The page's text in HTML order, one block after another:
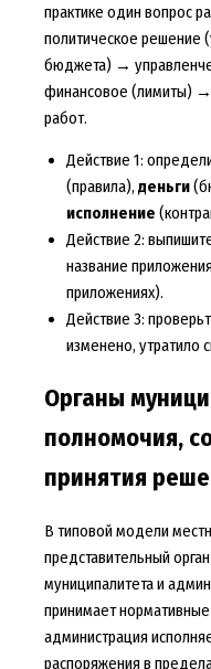
практике один вопрос
политическое решение
бюджета) →
финансовое (лимиты) →
работ.
Действие 1:
(правила), деньги
исполнение
Действие 2:
название
приложениях).
Действие 3:
изменено, утратило
Органы
полномочия,
принятия
В типовой модели
представительный
муниципалитета и
принимает
администрация
распоряжения в